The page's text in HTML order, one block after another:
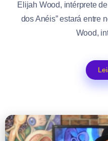
Elijah Wood, intérprete
dos Anéis” estará entre
Wood,